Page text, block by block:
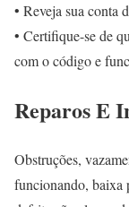
• Reveja sua conta
• Certifique-se de
com o código e
Reparos E
Obstruções,
funcionando, baixa